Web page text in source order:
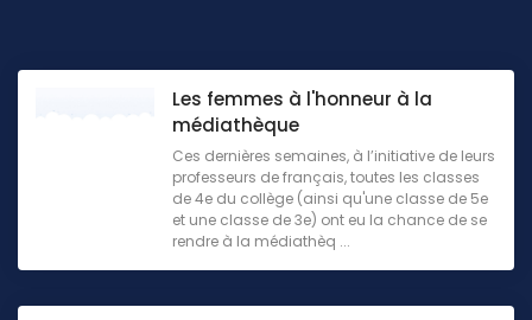
Les femmes à l'honneur à la
médiathèque
Ces dernières semaines, à l’initiative de leurs
professeurs de français, toutes les classes
de 4e du collège (ainsi qu'une classe de 5e
et une classe de 3e) ont eu la chance de se
rendre à la médiathèq ...